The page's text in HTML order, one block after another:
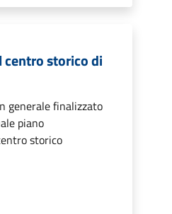
centro storico di
generale finalizzato
piano
storico